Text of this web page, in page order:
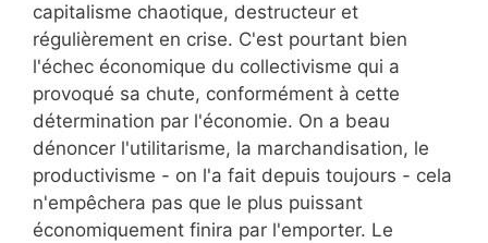
capitalisme chaotique, destructeur et
régulièrement en crise. C'est pourtant bien
l'échec économique du collectivisme qui a
provoqué sa chute, conformément à cette
détermination par l'économie. On a beau
dénoncer l'utilitarisme, la marchandisation, le
productivisme - on l'a fait depuis toujours - cela
n'empêchera pas que le plus puissant
économiquement finira par l'emporter. Le